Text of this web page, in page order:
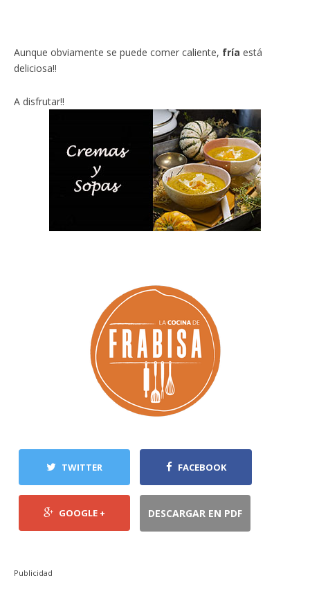
Aunque obviamente se puede comer caliente, fría está
deliciosa!!
A disfrutar!!
TWITTER FACEBOOK
GOOGLE + DESCARGAR EN PDF
Publicidad